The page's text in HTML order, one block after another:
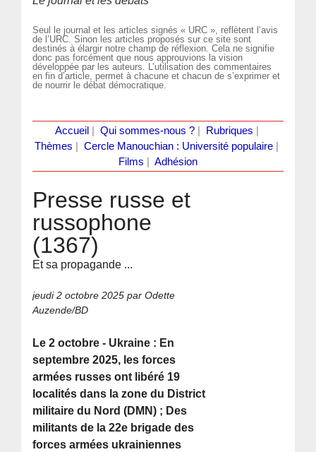
Seul le journal et les articles signés « URC », reflètent l’avis
de l’URC. Sinon les articles proposés sur ce site sont
destinés à élargir notre champ de réflexion. Cela ne signifie
donc pas forcément que nous approuvions la vision
développée par les auteurs. L’utilisation des commentaires
en fin d’article, permet à chacune et chacun de s’exprimer et
de nourrir le débat démocratique.
Accueil Qui sommes-nous ?| Rubriques
Thèmes
Cercle Manouchian : Université populaire
Films
Adhésion
Presse russe et
russophone
(1367)
Et sa propagande ...
jeudi 2 octobre 2025 par Odette
Auzende/BD
Le 2 octobre - Ukraine : En
septembre 2025, les forces
armées russes ont libéré 19
localités dans la zone du District
militaire du Nord (DMN) ; Des
militants de la 22e brigade des
forces armées ukrainiennes